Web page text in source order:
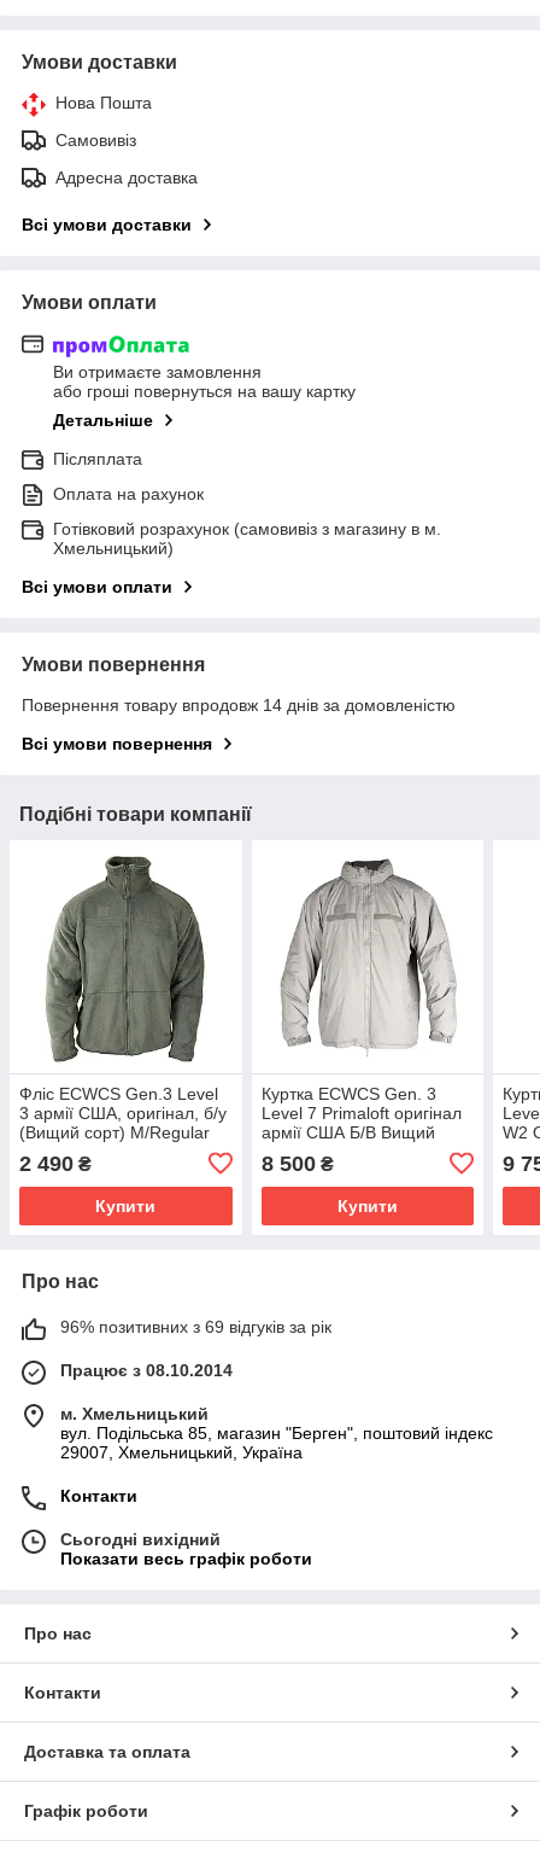
Умови доставки
Нова Пошта
Самовивіз
Адресна доставка
Всі умови доставки
Умови оплати
Ви отримаєте замовлення
або гроші повернуться на вашу картку
Детальніше
Післяплата
Оплата на рахунок
Готівковий розрахунок (самовивіз з магазину в м.
Хмельницький)
Всі умови оплати
Умови повернення
Повернення товару впродовж 14 днів за домовленістю
Всі умови повернення
Подібні товари компанії
Фліс ECWCS Gen.3 Level
3 армії США, оригінал, б/у
(Вищий сорт) M/Regular
2 490 ₴
Купити
Куртка ECWCS Gen. 3
Level 7 Primaloft оригінал
армії США Б/В Вищий
8 500₴
Купити
W2
9
Про нас
96% позитивних з 69 відгуків за рік
Працює з 08.10.2014
м. Хмельницький
вул. Подільська 85, магазин "Берген", поштовий індекс
29007, Хмельницький, Україна
Контакти
Сьогодні вихідний
Показати весь графік роботи
Про нас
Контакти
Доставка та оплата
Графік роботи